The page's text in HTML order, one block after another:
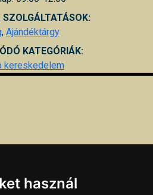
SZOLGÁLTATÁSOK:
, Ajándéktárgy
KATEGÓRIÁK:
kereskedelem
használ